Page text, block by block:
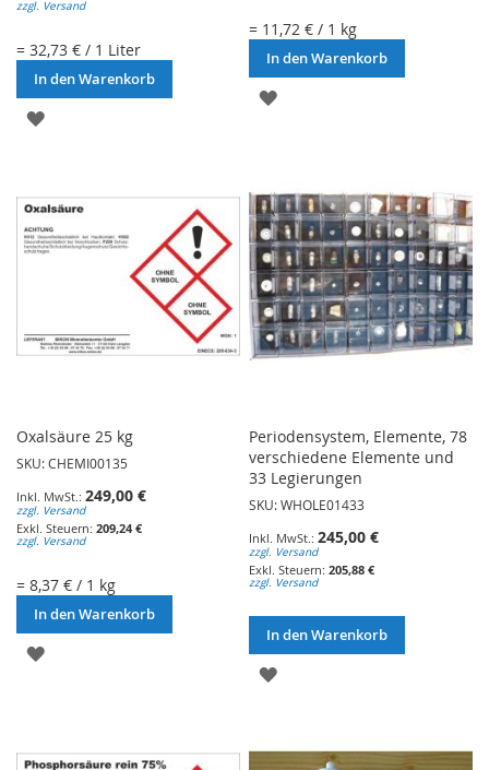
zzgl. Versand
= 32,73 € / 1 Liter
In den Warenkorb
ZUR
HINZUFÜGEN
= 11,72 € / 1 kg
In den Warenkorb
ZUR
Oxalsäure 25 kg
SKU: CHEMI00135
249,00 €
zzgl. Versand
209,24 €
zzgl. Versand
= 8,37 € / 1 kg
In den Warenkorb
ZUR
Periodensystem, Elemente, 78
verschiedene Elemente und
33 Legierungen
SKU: WHOLE01433
245,00 €
zzgl. Versand
205,88 €
zzgl. Versand
In den Warenkorb
ZUR
HINZUFÜGEN